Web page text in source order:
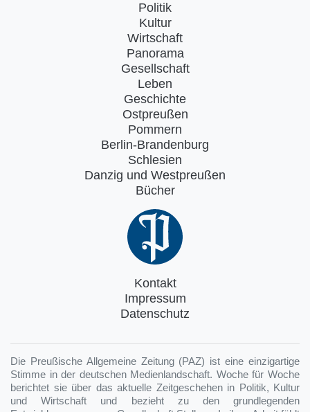
Politik
Kultur
Wirtschaft
Panorama
Gesellschaft
Leben
Geschichte
Ostpreußen
Pommern
Berlin-Brandenburg
Schlesien
Danzig und Westpreußen
Bücher
Kontakt
Impressum
Datenschutz
Die Preußische Allgemeine Zeitung (PAZ) ist eine einzigartige
Stimme in der deutschen Medienlandschaft. Woche für Woche
berichtet sie über das aktuelle Zeitgeschehen in Politik, Kultur
und Wirtschaft und bezieht zu den grundlegenden